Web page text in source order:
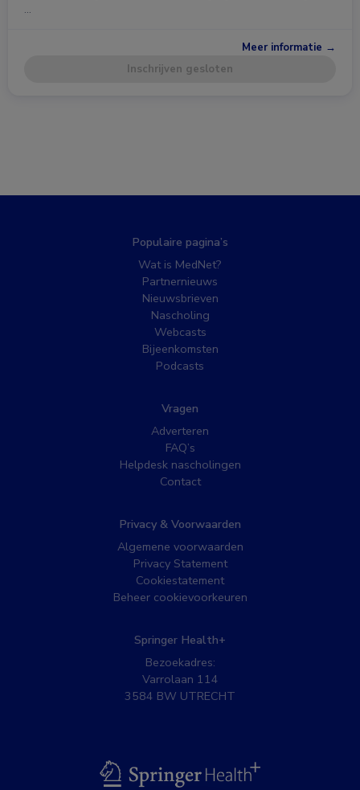
…
Meer informatie →
Inschrijven gesloten
Populaire pagina’s
Wat is MedNet?
Partnernieuws
Nieuwsbrieven
Nascholing
Webcasts
Bijeenkomsten
Podcasts
Vragen
Adverteren
FAQ’s
Helpdesk nascholingen
Contact
Privacy & Voorwaarden
Algemene voorwaarden
Privacy Statement
Cookiestatement
Beheer cookievoorkeuren
Springer Health+
Bezoekadres:
Varrolaan 114
3584 BW UTRECHT
BSL